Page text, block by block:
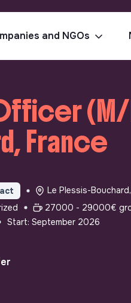
and NGOs
France
Le Plessis-
27000 - 29000€
Start: September 2026